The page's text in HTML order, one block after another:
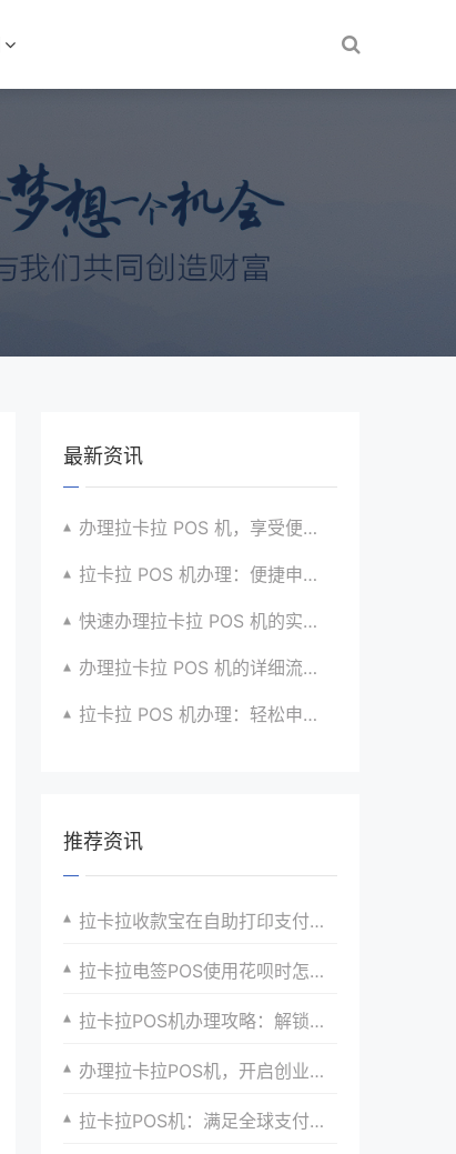
最新资讯
办理拉卡拉 POS 机，享受便捷支付体验的秘籍
拉卡拉 POS 机办理：便捷申请，放心使用超安心
快速办理拉卡拉 POS 机的实用攻略分享超靠谱
办理拉卡拉 POS 机的详细流程与注意点全解析
拉卡拉 POS 机办理：轻松申请，高效收款有高招
推荐资讯
拉卡拉收款宝在自助打印支付的收款应用优势
拉卡拉电签POS使用花呗时怎么分期？可以分期吗？
拉卡拉POS机办理攻略：解锁更多支付选择
办理拉卡拉POS机，开启创业之门，实现财富梦想
拉卡拉POS机：满足全球支付需求的新选择